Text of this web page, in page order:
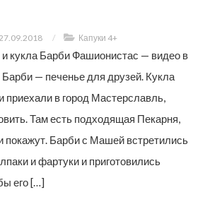
/ Капуки 4+
кукла Барби Фашионистас — видео в
— печенье для друзей. Кукла
в город Мастерславль,
Там есть подходящая Пекарня,
покажут. Барби с Машей встретились
и фартуки и приготовились
его […]